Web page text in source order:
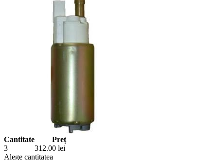
Cantitate
Preț
3
312.00 lei
Alege cantitatea